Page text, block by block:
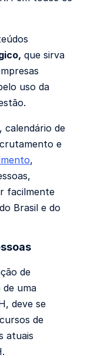
que sirva
uso da
calendário de
e
,
facilmente
Brasil e do
de
de uma
deve se
de
atuais